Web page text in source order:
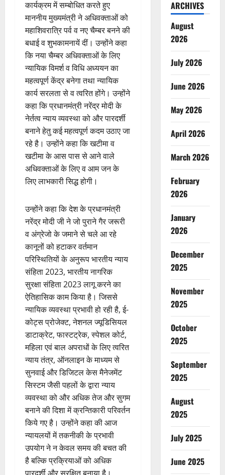
कार्यक्रम में सम्बोधित करते हुए
माननीय मुख्यमंत्री ने अधिवक्ताओं को
महाशिवरात्रि पर्व व नए चैम्बर बनने की
बधाई व शुभकामनायें दीं। उन्होंने कहा
कि नया चैम्बर अधिवक्ताओं के लिए
न्यायिक विमर्श व विधि अध्ययन का
महत्वपूर्ण केंद्र बनेगा तथा न्यायिक
कार्य सरलता से व त्वरित होंगे। उन्होंने
कहा कि प्रधानमंत्री नरेंद्र मोदी के
नेर्तत्व न्याय व्यवस्था को और पारदर्शी
बनाने हेतु कई महत्वपूर्ण कदम उठाए जा
रहे है। उन्होंने कहा कि खटीमा व
खटीमा के आस पास से आने वाले
अधिवक्ताओं के लिए व आम जन के
लिए लाभकारी सिद्ध होगी।
उन्होंने कहा कि देश के प्रधानमंत्री
नरेंद्र मोदी जी ने जो पुराने गैर जरूरी
व अंग्रेजो के जमाने से चले आ रहे
कानूनों को हटाकर वर्तमान
परिस्थितियों के अनुरूप भारतीय न्याय
संहिता 2023, भारतीय नागरिक
सुरक्षा संहिता 2023 लागू करने का
ऐतिहासिक काम किया है। जिससे
न्यायिक व्यवस्था प्रभावी हो रही है, ई-
कोट्स प्रोजेक्ट, नेशनल ज्यूडिसियल
डाटाक्रेट, फास्टट्रेक, स्पेशल कोर्ट,
महिला एवं बाल अपराधों के लिए त्वरित
न्याय तंत्र, ऑनलाइन के माध्यम से
सुनवाई और डिजिटल केस मैनेजमेंट
सिस्टम जैसी पहलों के द्वारा न्याय
व्यवस्था को और अधिक तेज और सुगम
बनाने की दिशा में क्रन्तिकारी परिवर्तन
किये गए है। उन्होंने कहा की आज
न्यायलयों में तकनीकी के प्रभावी
उपयोग ने न केवल समय की बचत की
है बल्कि प्रक्रियाओं को अधिक
ARCHIVES
August
2026
July 2026
June 2026
May 2026
April 2026
March 2026
February
2026
January
2026
December
2025
November
2025
October
2025
September
2025
August
2025
July 2025
June 2025